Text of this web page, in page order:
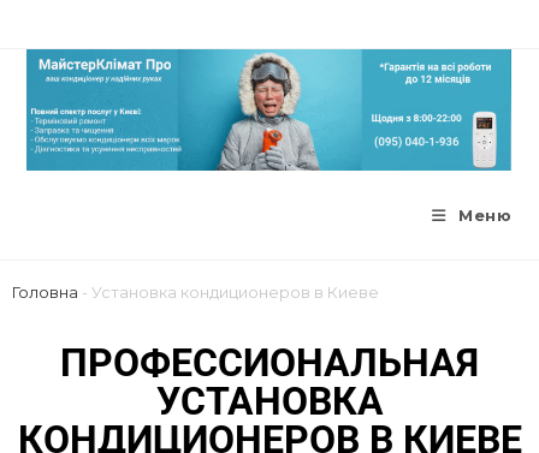
Меню
Головна - Установка кондиционеров в Киеве
ПРОФЕССИОНАЛЬНАЯ
УСТАНОВКА
КОНДИЦИОНЕРОВ В КИЕВЕ